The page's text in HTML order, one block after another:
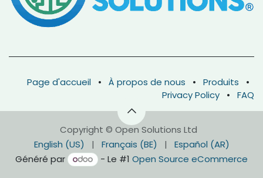
Page d'accueil • À propos de nous • Produits
•
Privacy Policy
• FAQ
Copyright © Open Solutions Ltd
English (US)
| Français (BE) |
Español (AR)
Généré par
- Le #1 Open Source eCommerce